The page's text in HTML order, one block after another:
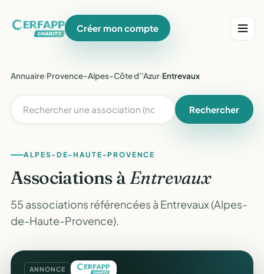
Créer mon compte
Annuaire›Provence-Alpes-Côte d''Azur›Entrevaux
Rechercher
ALPES-DE-HAUTE-PROVENCE
Associations àEntrevaux
55 associations référencées à Entrevaux (Alpes-
de-Haute-Provence).
ANNONCE